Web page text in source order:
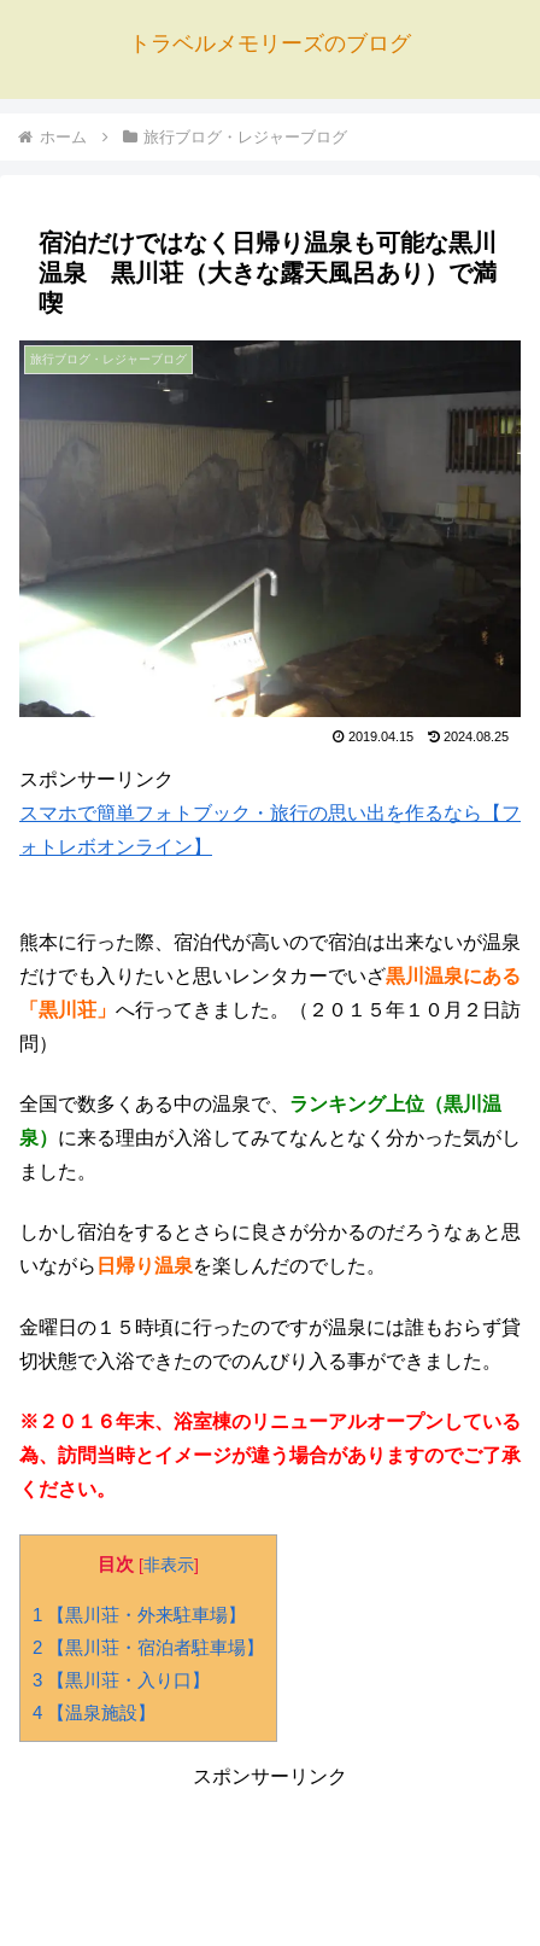
トラベルメモリーズのブログ
ホーム 旅行ブログ・レジャーブログ
宿泊だけではなく日帰り温泉も可能な黒川
温泉 黒川荘（大きな露天風呂あり）で満
喫
旅行ブログ・レジャーブログ
2019.04.15 2024.08.25
スポンサーリンク
スマホで簡単フォトブック・旅行の思い出を作るなら【フ
ォトレボオンライン】
熊本に行った際、宿泊代が高いので宿泊は出来ないが温泉
だけでも入りたいと思いレンタカーでいざ黒川温泉にある
「黒川荘」 へ行ってきました。（２０１５年１０月２日訪
問）
全国で数多くある中の温泉で、 ランキング上位（黒川温
泉） に来る理由が入浴してみてなんとなく分かった気がし
ました。
しかし宿泊をするとさらに良さが分かるのだろうなぁと思
いながら 日帰り温泉を楽しんだのでした。
金曜日の１５時頃に行ったのですが温泉には誰もおらず貸
切状態で入浴できたのでのんびり入る事ができました。
※２０１６年末、浴室棟のリニューアルオープンしている
為、訪問当時とイメージが違う場合がありますのでご了承
ください。
目次 [非表示]
1 【黒川荘・外来駐車場】
2 【黒川荘・宿泊者駐車場】
3 【黒川荘・入り口】
4 【温泉施設】
スポンサーリンク